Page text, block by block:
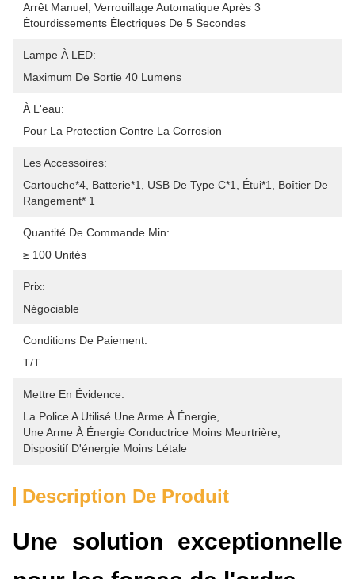
Arrêt Manuel, Verrouillage Automatique Après 3
Étourdissements Électriques De 5 Secondes
Lampe À LED:
Maximum De Sortie 40 Lumens
À L'eau:
Pour La Protection Contre La Corrosion
Les Accessoires:
Cartouche*4, Batterie*1, USB De Type C*1, Étui*1, Boîtier De
Rangement* 1
Quantité De Commande Min:
≥ 100 Unités
Prix:
Négociable
Conditions De Paiement:
T/T
Mettre En Évidence:
La Police A Utilisé Une Arme À Énergie
Une Arme À Énergie Conductrice Moins Meurtrière
Dispositif D'énergie Moins Létale
Description De Produit
Une solution exceptionnelle